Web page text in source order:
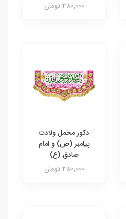
380,000 تومان
دکور مخمل ولادت
پیامبر (ص) و امام
صادق (ع)
380,000 تومان